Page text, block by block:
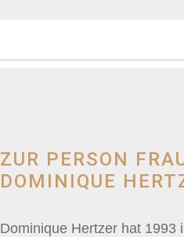
ZUR PERSON
DOMINIQUE
Dominique Hertzer hat 1993